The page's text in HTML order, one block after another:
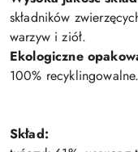
składników
warzyw i ziół.
Ekologiczne
100% recyklingowalne.
Skład: